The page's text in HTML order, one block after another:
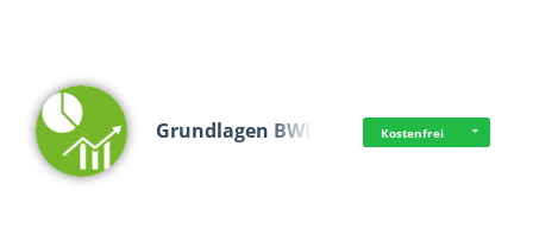
Grundlagen BWL Kostenfrei